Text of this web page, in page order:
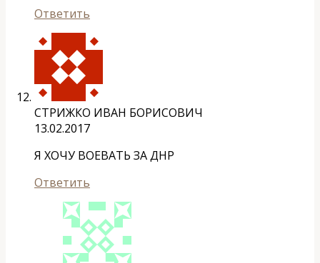
Ответить
СТРИЖКО ИВАН БОРИСОВИЧ
13.02.2017
Я ХОЧУ ВОЕВАТЬ ЗА ДНР
Ответить